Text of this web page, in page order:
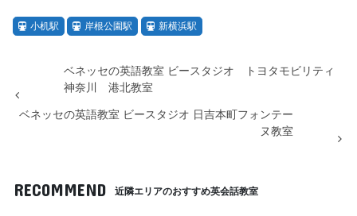
小机駅 岸根公園駅 新横浜駅
ベネッセの英語教室 ビースタジオ トヨタモビリティ
神奈川 港北教室
ベネッセの英語教室 ビースタジオ 日吉本町フォンテー
ヌ教室
RECOMMEND 近隣エリアのおすすめ英会話教室